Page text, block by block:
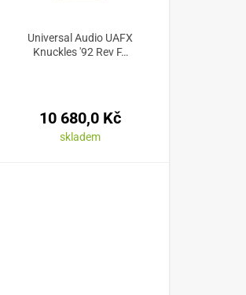
Universal Audio UAFX
Knuckles '92 Rev F…
10 680,0 Kč
skladem